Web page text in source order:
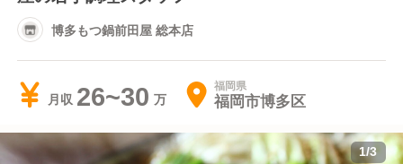
博多もつ鍋前田屋 総本店
月収 26~30 福岡県
福岡市博多区
1/3